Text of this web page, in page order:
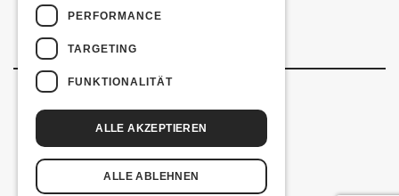
Kulturfabrik Kofmehl
Kofmehlweg 1
+41 32 621 20 60
PERFORMANCE
TARGETING
FUNKTIONALITÄT
ALLE AKZEPTIEREN
ALLE ABLEHNEN